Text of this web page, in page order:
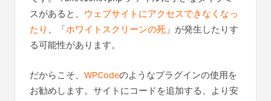
です。 functions.php ファイルに小さなタイプミ
スがあると、ウェブサイトにアクセスできなくなっ
たり、「ホワイトスクリーンの死
だからこそ、WPCodeのようなプラグインの使用を